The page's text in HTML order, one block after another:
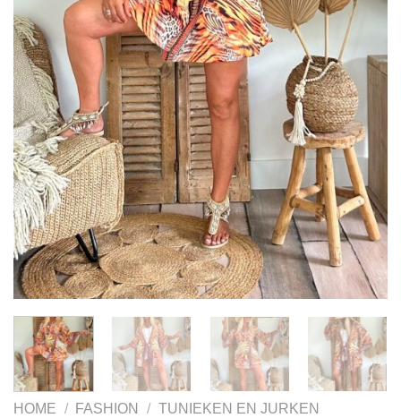
HOME / FASHION / TUNIEKEN EN JURKEN